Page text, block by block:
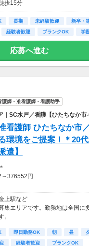
歩15分
長期 未経験歓迎
新卒・
経験者歓迎 ブランクOK 学
応募へ進む
護師・准看護師・看護助手
｜SC水戸／看護【ひたちなか市-
看護師 ひたちなか市
環境をご提案！＊20
遣】
376552円
391108円
上駅など
集エリアです。勤務地は全国に
。
即日勤務OK 朝 昼
経験者歓迎 ブランクOK